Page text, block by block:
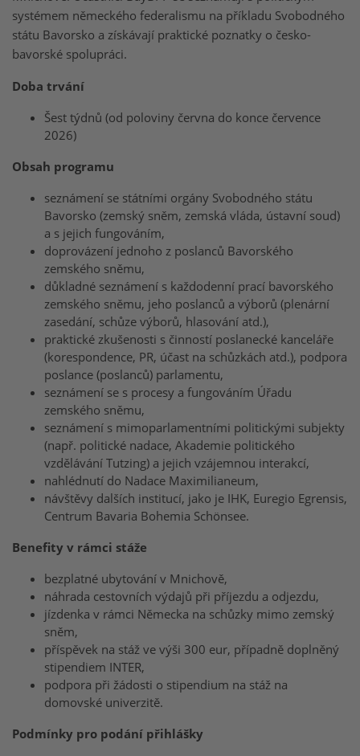
systémem německého federalismu na příkladu Svobodného
státu Bavorsko a získávají praktické poznatky o česko-
bavorské spolupráci.
Doba trvání
Šest týdnů (od poloviny června do konce července
2026)
Obsah programu
seznámení se státními orgány Svobodného státu
Bavorsko (zemský sněm, zemská vláda, ústavní soud)
a s jejich fungováním,
doprovázení jednoho z poslanců Bavorského
zemského sněmu,
důkladné seznámení s každodenní prací bavorského
zemského sněmu, jeho poslanců a výborů (plenární
zasedání, schůze výborů, hlasování atd.),
praktické zkušenosti s činností poslanecké kanceláře
(korespondence, PR, účast na schůzkách atd.), podpora
poslance (poslanců) parlamentu,
seznámení se s procesy a fungováním Úřadu
zemského sněmu,
seznámení s mimoparlamentními politickými subjekty
(např. politické nadace, Akademie politického
vzdělávání Tutzing) a jejich vzájemnou interakcí,
nahlédnutí do Nadace Maximilianeum,
návštěvy dalších institucí, jako je IHK, Euregio Egrensis,
Centrum Bavaria Bohemia Schönsee.
Benefity v rámci stáže
bezplatné ubytování v Mnichově,
náhrada cestovních výdajů při příjezdu a odjezdu,
jízdenka v rámci Německa na schůzky mimo zemský
sněm,
příspěvek na stáž ve výši 300 eur, případně doplněný
stipendiem INTER,
podpora při žádosti o stipendium na stáž na
domovské univerzitě.
Podmínky pro podání přihlášky